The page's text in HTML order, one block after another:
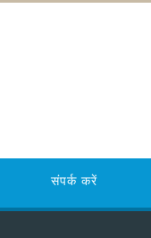
संपर्क करें